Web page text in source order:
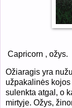
Capricorn , ožys.
Ožiaragis yra
užpakalinės
sulenkta atgal, o
mirtyje. Ožys,